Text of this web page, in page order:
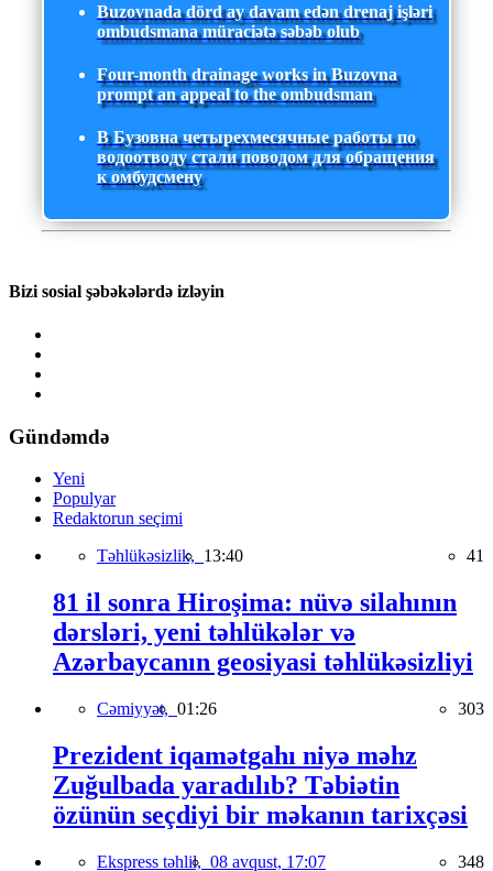
Buzovnada dörd ay davam edən drenaj işləri
ombudsmana müraciətə səbəb olub
Four-month drainage works in Buzovna
prompt an appeal to the ombudsman
В Бузовна четырехмесячные работы по
водоотводу стали поводом для обращения
к омбудсмену
Bizi sosial şəbəkələrdə izləyin
Gündəmdə
Yeni
Populyar
Redaktorun seçimi
Təhlükəsizlik, 13:40 41
81 il sonra Hiroşima: nüvə silahının
dərsləri, yeni təhlükələr və
Azərbaycanın geosiyasi təhlükəsizliyi
Cəmiyyət, 01:26 303
Prezident iqamətgahı niyə məhz
Zuğulbada yaradılıb? Təbiətin
özünün seçdiyi bir məkanın tarixçəsi
Ekspress təhlil, 08 avqust, 17:07 348